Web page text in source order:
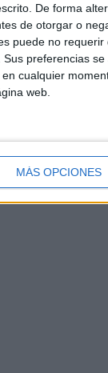
De forma
de otorgar o
puede no
Sus preferencias
cualquier
web.
MÁS OPCIONES